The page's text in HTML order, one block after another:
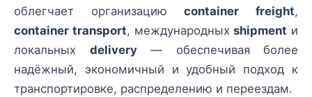
облегчает организациюcontainer freight,
container transport, международныхshipment и
локальных delivery— обеспечивая более
надёжный, экономичный и удобный подход к
транспортировке, распределению и переездам.